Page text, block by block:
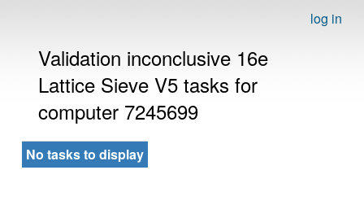
log in
Validation inconclusive 16e
Lattice Sieve V5 tasks for
computer 7245699
No tasks to display